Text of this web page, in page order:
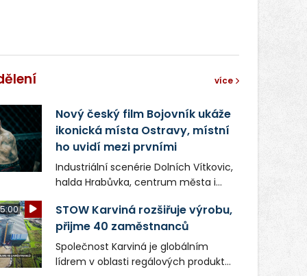
více
Nový český film Bojovník ukáže
ikonická místa Ostravy, místní
ho uvidí mezi prvními
Industriální scenérie Dolních Vítkovic,
halda Hrabůvka, centrum města i
v novém filmu Bojovník, který vstoupí
do kin už 13. srpna. Režiséři Vojtěch
Frič a Tomáš Dianiška si
moravskoslezskou metropoli
nevybrali náhodou – její syrová
STOW Karviná rozšiřuje výrobu,
přijme 40 zaměstnanců
Společnost Karviná je globálním
lídrem v oblasti regálových produktů